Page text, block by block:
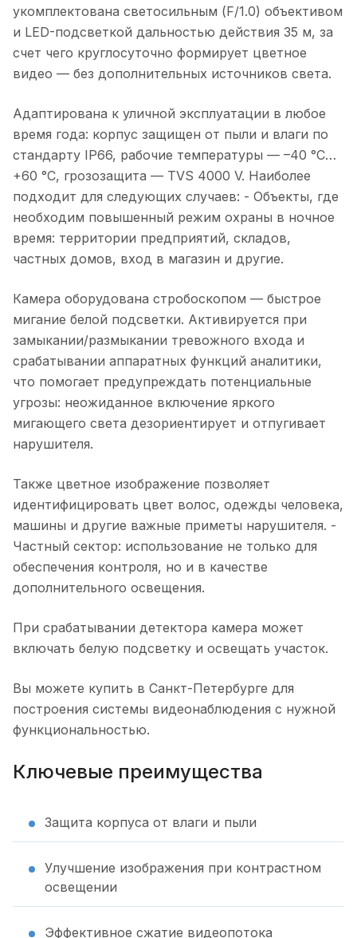
укомплектована светосильным (F/1.0) объективом
и LED-подсветкой дальностью действия 35 м, за
счет чего круглосуточно формирует цветное
видео — без дополнительных источников света.
Адаптирована к уличной эксплуатации в любое
время года: корпус защищен от пыли и влаги по
стандарту IP66, рабочие температуры — –40 °C…
+60 °C, грозозащита — TVS 4000 V. Наиболее
подходит для следующих случаев: - Объекты, где
необходим повышенный режим охраны в ночное
время: территории предприятий, складов,
частных домов, вход в магазин и другие.
Камера оборудована стробоскопом — быстрое
мигание белой подсветки. Активируется при
замыкании/размыкании тревожного входа и
срабатывании аппаратных функций аналитики,
что помогает предупреждать потенциальные
угрозы: неожиданное включение яркого
мигающего света дезориентирует и отпугивает
нарушителя.
Также цветное изображение позволяет
идентифицировать цвет волос, одежды человека,
машины и другие важные приметы нарушителя. -
Частный сектор: использование не только для
обеспечения контроля, но и в качестве
дополнительного освещения.
При срабатывании детектора камера может
включать белую подсветку и освещать участок.
Вы можете купить в Санкт-Петербурге для
построения системы видеонаблюдения с нужной
функциональностью.
Ключевые преимущества
Защита корпуса от влаги и пыли
Улучшение изображения при контрастном
освещении
Эффективное сжатие видеопотока